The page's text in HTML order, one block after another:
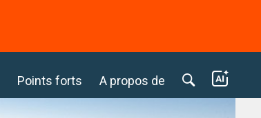
Points forts A propos de